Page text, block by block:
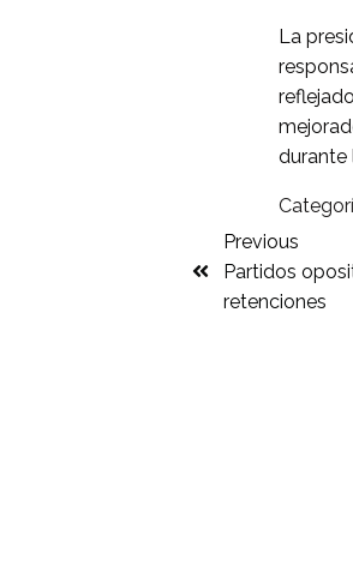
La
durante
Previous
Partidos
retenciones